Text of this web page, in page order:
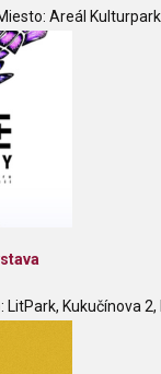
Areál Kulturpark,
Kukučínova 2,